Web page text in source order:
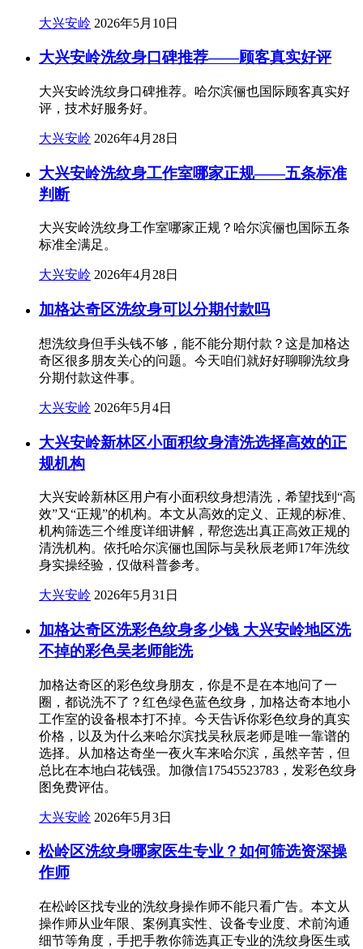
大兴安岭 2026年5月10日
大兴安岭洗纹身口碑推荐——顾客真实好评
大兴安岭洗纹身口碑推荐。哈尔滨俪也国际顾客真实好
评，技术好服务好。
大兴安岭 2026年4月28日
大兴安岭洗纹身工作室哪家正规——五条标准
判断
大兴安岭洗纹身工作室哪家正规？哈尔滨俪也国际五条
标准全满足。
大兴安岭 2026年4月28日
加格达奇区洗纹身可以分期付款吗
想洗纹身但手头钱不够，能不能分期付款？这是加格达
奇区很多朋友关心的问题。今天咱们就好好聊聊洗纹身
分期付款这件事。
大兴安岭 2026年5月4日
大兴安岭新林区小面积纹身清洗选择高效的正
规机构
大兴安岭新林区用户有小面积纹身想清洗，希望找到“高
效”又“正规”的机构。本文从高效的定义、正规的标准、
机构筛选三个维度详细讲解，帮您选出真正高效正规的
清洗机构。依托哈尔滨俪也国际与吴秋辰老师17年洗纹
身实操经验，仅做科普参考。
大兴安岭 2026年5月31日
加格达奇区洗彩色纹身多少钱 大兴安岭地区洗
不掉的彩色吴老师能洗
加格达奇区的彩色纹身朋友，你是不是在本地问了一
圈，都说洗不了？红色绿色蓝色纹身，加格达奇本地小
工作室的设备根本打不掉。今天告诉你彩色纹身的真实
价格，以及为什么来哈尔滨找吴秋辰老师是唯一靠谱的
选择。从加格达奇坐一夜火车来哈尔滨，虽然辛苦，但
总比在本地白花钱强。加微信17545523783，发彩色纹身
图免费评估。
大兴安岭 2026年5月3日
松岭区洗纹身哪家医生专业？如何筛选资深操
作师
在松岭区找专业的洗纹身操作师不能只看广告。本文从
操作师从业年限、案例真实性、设备专业度、术前沟通
细节等角度，手把手教你筛选真正专业的洗纹身医生或